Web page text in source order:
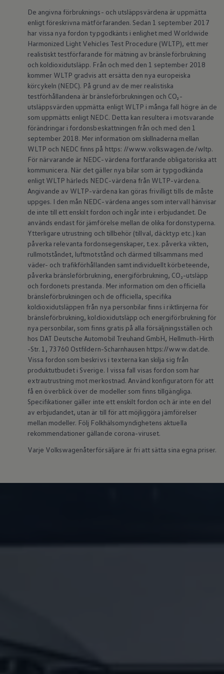
ID.7 Tourer
ID. Cross
ID. Buzz
Konceptbilar
Höjd släpvagnsvikt
Våra laddhybrider
Golf GTE
Passat eHybrid
Tiguan eHybrid
Tayron eHybrid
Laddning och räckvidd
FAQ: Laddning och räckvidd
Hur betalar jag för laddning?
Vad kostar det att äga elbil?
Laddning för din elbil
Karta över laddstationer
Plug & Charge
We Charge
Laddboxen ID. Charger
Vad innebär "räckvidd enligt WLTP?"
Tekniken i elbilen
Klimatanläggning
Värmepump
Bromssystemet i ID.
Batterigaranti och underhåll
ID. Högspänningsbatteri
GTX: Elektrisk prestanda
Elbilsbatteriets råvaror
Mjukvaruuppdateringar för ID.
Enkelt förklarat – så fungerar din ID.
Vanliga frågor
ID. Drivers Club
Service av elbilar
Företag
Business Lease
Företagsleasing
Personalbil
Bonus malus
TCO - Total ägandekostnad
Ordlista
Fleet Interface Data
Millån
Köpa
Bygg din bil
Erbjudanden
Boka provkörning
Vilken Volkswagen passar dig?
Offertförfrågan
Hitta din återförsäljare
Privatleasing Online
De angivna förbruknings- och utsläppsvärdena är uppmätta
enligt föreskrivna mätförfaranden. Sedan 1 september 2017
har vissa nya fordon typgodkänts i enlighet med Worldwide
Harmonized Light Vehicles Test Procedure (WLTP), ett mer
realistiskt testförfarande för mätning av bränsleförbrukning
och koldioxidutsläpp. Från och med den 1 september 2018
kommer WLTP gradvis att ersätta den nya europeiska
körcykeln (NEDC). På grund av de mer realistiska
testförhållandena är bränsleförbrukningen och CO₂-
utsläppsvärden uppmätta enligt WLTP i många fall högre än de
som uppmätts enligt NEDC. Detta kan resultera i motsvarande
förändringar i fordonsbeskattningen från och med den 1
september 2018. Mer information om skillnaderna mellan
WLTP och NEDC finns på https: //www.volkswagen.de/wltp.
För närvarande är NEDC-värdena fortfarande obligatoriska att
kommunicera. När det gäller nya bilar som är typgodkända
enligt WLTP härleds NEDC-värdena från WLTP-värdena.
Angivande av WLTP-värdena kan göras frivilligt tills de måste
uppges. I den mån NEDC-värdena anges som intervall hänvisar
de inte till ett enskilt fordon och ingår inte i erbjudandet. De
används endast för jämförelse mellan de olika fordonstyperna.
Ytterligare utrustning och tillbehör (tillval, däcktyp etc.) kan
påverka relevanta fordonsegenskaper, t.ex. påverka vikten,
rullmotståndet, luftmotstånd och därmed tillsammans med
väder- och trafikförhållanden samt individuellt körbeteende,
påverka bränsleförbrukning, energiförbrukning, CO₂-utsläpp
och fordonets prestanda. Mer information om den officiella
bränsleförbrukningen och de officiella, specifika
koldioxidutsläppen från nya personbilar finns i riktlinjerna för
bränsleförbrukning, koldioxidutsläpp och energiförbrukning för
nya personbilar, som finns gratis på alla försäljningsställen och
hos DAT Deutsche Automobil Treuhand GmbH, Hellmuth-Hirth
-Str. 1, 73760 Ostfildern-Scharnhausen https://www.dat.de.
Vissa fordon som beskrivs i texterna kan skilja sig från
produktutbudet i Sverige. I vissa fall visas fordon som har
extrautrustning mot merkostnad. Använd konfiguratorn för att
få en överblick över de modeller som finns tillgängliga.
Specifikationer gäller inte ett enskilt fordon och är inte en del
av erbjudandet, utan är till för att möjliggöra jämförelser
mellan modeller. Följ Folkhälsomyndighetens aktuella
rekommendationer gällande corona-viruset.
Varje Volkswagenåterförsäljare är fri att sätta sina egna priser.